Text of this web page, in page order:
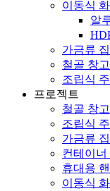
이동식
알
가금류 집
철골 창고
조립식
프로젝트
철골 창고
조립식
가금류 집
컨테이너
휴대용
이동식